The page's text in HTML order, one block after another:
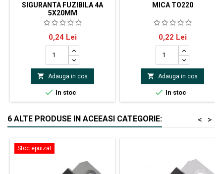
SIGURANTA FUZIBILA 4A
5X20MM
Siguranta fuzibila 5x20mm mica
Pret
0,24 Lei
 Adauga in cos
 In stoc
MICA TO220
MICA-TO220 Suport
mică;TO220;1,2K/W;
L:18mm;W:13mm
Pret
0,22 Lei
 Adauga in cos
 In stoc
6 ALTE PRODUSE IN ACEEASI CATEGORIE: >
<
Stoc epuizat